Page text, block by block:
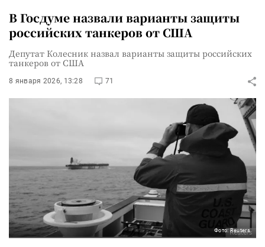
В Госдуме назвали варианты защиты
российских танкеров от США
Депутат Колесник назвал варианты защиты российских
танкеров от США
8 января 2026, 13:28 71
Фото: Reuters